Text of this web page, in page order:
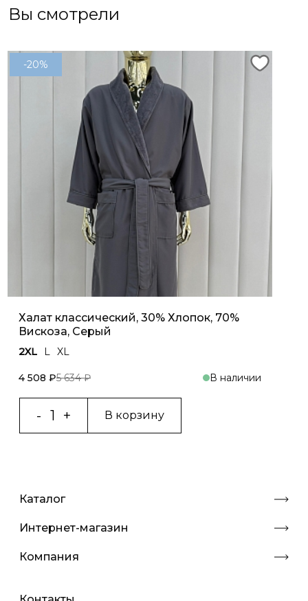
Вы смотрели
-20%
Халат классический, 30% Хлопок, 70%
Вискоза, Серый
2XL L XL
4 508 ₽5 634 ₽ В наличии
В корзину
Каталог
Интернет-магазин
Компания